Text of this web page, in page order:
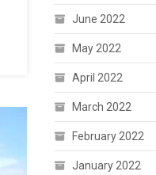
June 2022
May 2022
April 2022
March 2022
February 2022
January 2022